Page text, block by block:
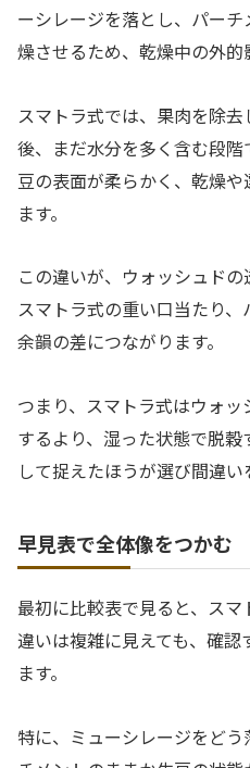
ーシレージを落とし、パー
燥させるため、乾燥中の外的
スマトラ式では、果肉を除
後、まだ水分を多く含む段階
豆の表面が柔らかく、乾燥
ます。
この違いが、ウォッシュドの
スマトラ式の重い口当たり
余韻の差につながります。
つまり、スマトラ式はウォ
するより、湿った状態で脱
して捉えたほうが選び間違い
早見表で全体像をつかむ
最初に比較表で見ると、ス
違いは複雑に見えても、確
ます。
特に、ミューシレージをど